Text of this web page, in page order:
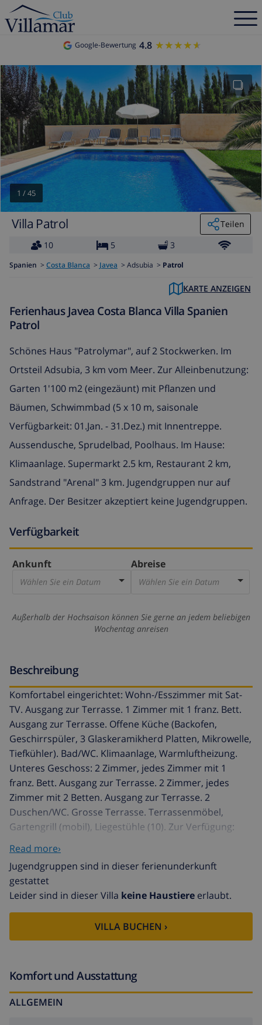
Google-Bewertung 4.8 ★★★★★
★★★★★
1 /45
Villa Patrol
Teilen
10
5 3
Spanien > Costa Blanca > Javea > Adsubia > Patrol
KARTE ANZEIGEN
Ferienhaus Javea Costa Blanca Villa Spanien
Patrol
Schönes Haus "Patrolymar", auf 2 Stockwerken. Im
Ortsteil Adsubia, 3 km vom Meer. Zur Alleinbenutzung:
Garten 1'100 m2 (eingezäunt) mit Pflanzen und
Bäumen, Schwimmbad (5 x 10 m, saisonale
Verfügbarkeit: 01.Jan. - 31.Dez.) mit Innentreppe.
Aussendusche, Sprudelbad, Poolhaus. Im Hause:
Klimaanlage. Supermarkt 2.5 km, Restaurant 2 km,
Sandstrand "Arenal" 3 km. Jugendgruppen nur auf
Anfrage. Der Besitzer akzeptiert keine Jugendgruppen.
Verfügbarkeit
Ankunft
Wählen Sie ein Datum
Abreise
Wählen Sie ein Datum
Außerhalb der Hochsaison können Sie gerne an jedem beliebigen
Wochentag anreisen
Beschreibung
Komfortabel eingerichtet: Wohn-/Esszimmer mit Sat-
TV. Ausgang zur Terrasse. 1 Zimmer mit 1 franz. Bett.
Ausgang zur Terrasse. Offene Küche (Backofen,
Geschirrspüler, 3 Glaskeramikherd Platten, Mikrowelle,
Tiefkühler). Bad/WC. Klimaanlage, Warmluftheizung.
Unteres Geschoss: 2 Zimmer, jedes Zimmer mit 1
franz. Bett. Ausgang zur Terrasse. 2 Zimmer, jedes
Zimmer mit 2 Betten. Ausgang zur Terrasse. 2
Duschen/WC. Grosse Terrasse. Terrassenmöbel,
Gartengrill (mobil), Liegestühle (10). Zur Verfügung:
Waschmaschine. Internet (Wireless LAN, gratis).
Parkplatz (eingezäunt, 4 Autos) beim Haus. Bitte
beachten: TV nur FR, EN. Komplett ausgestattete
Aussenküche mit Cerankochfeld-Platten, Mikrowelle,
Gefrierschrank, Mikrowelle. Sprudelbad. AT-438548
Schönes Haus "Patrolymar", auf 2 Stockwerken. Im
Ortsteil Adsubia, 3 km vom Meer. Zur Alleinbenutzung:
Garten 1'100 m2 (eingezäunt) mit Pflanzen und
Verfügbarkeit: 01.Jan. - 31.Dez.) mit Innentreppe.
Aussendusche, Sprudelbad, Poolhaus. Im Hause:
Klimaanlage. Supermarkt 2.5 km, Restaurant 2 km,
Read more›
Jugendgruppen sind in dieser ferienunderkunft
gestattet
Leider sind in dieser Villa keine Haustiere erlaubt.
VILLA BUCHEN ›
Komfort und Ausstattung
ALLGEMEIN